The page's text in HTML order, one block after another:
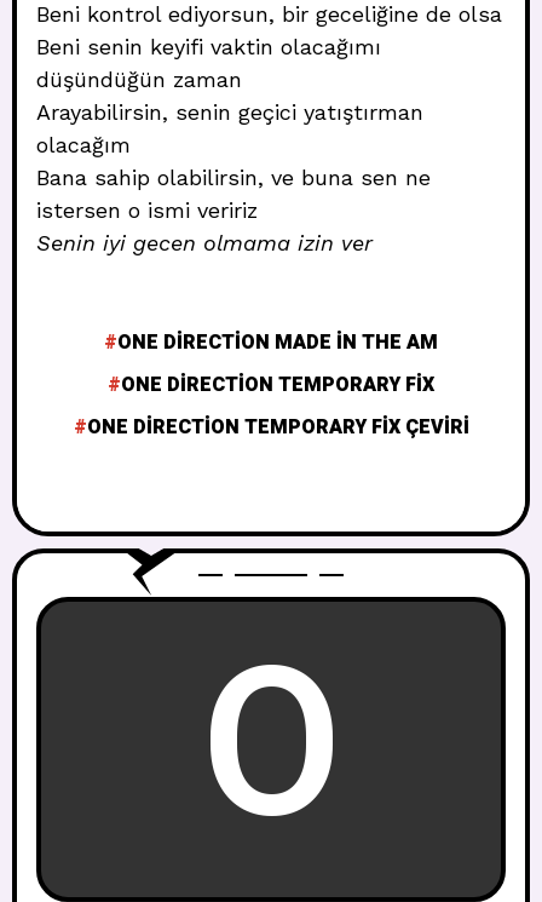
Beni kontrol ediyorsun, bir geceliğine de olsa
Beni senin keyifi vaktin olacağımı
düşündüğün zaman
Arayabilirsin, senin geçici yatıştırman
olacağım
Bana sahip olabilirsin, ve buna sen ne
istersen o ismi veririz
Senin iyi gecen olmama izin ver
ONE DIRECTION MADE IN THE AM
ONE DIRECTION TEMPORARY FIX
ONE DIRECTION TEMPORARY FIX ÇEVIRI
O